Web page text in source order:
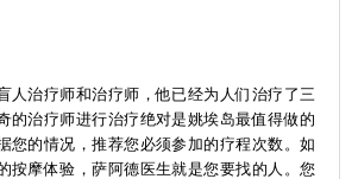
人治疗师和治疗师，他已经为人们治疗了三
的治疗师进行治疗绝对是姚埃岛最值得做的
您的情况，推荐您必须参加的疗程次数。如
按摩体验，萨阿德医生就是您要找的人。您